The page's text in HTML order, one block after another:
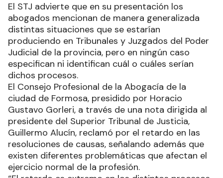
El STJ advierte que en su presentación los
abogados mencionan de manera generalizada
distintas situaciones que se estarían
produciendo en Tribunales y Juzgados del Poder
Judicial de la provincia, pero en ningún caso
especifican ni identifican cuál o cuáles serían
dichos procesos.
El Consejo Profesional de la Abogacía de la
ciudad de Formosa, presidido por Horacio
Gustavo Gorleri, a través de una nota dirigida al
presidente del Superior Tribunal de Justicia,
Guillermo Alucín, reclamó por el retardo en las
resoluciones de causas, señalando además que
existen diferentes problemáticas que afectan el
ejercicio normal de la profesión.